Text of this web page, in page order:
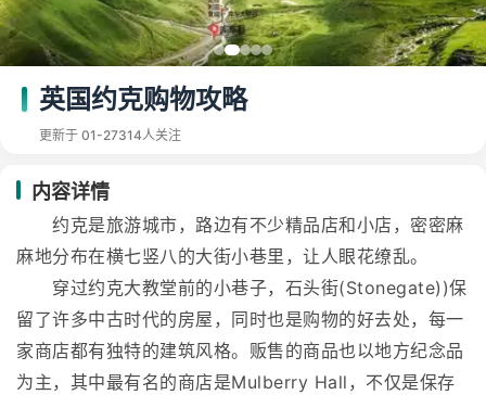
英国约克购物攻略
更新于 01-27314人关注
内容详情
约克是旅游城市，路边有不少精品店和小店，密密麻
麻地分布在横七竖八的大街小巷里，让人眼花缭乱。
穿过约克大教堂前的小巷子，石头街(Stonegate))保
留了许多中古时代的房屋，同时也是购物的好去处，每一
家商店都有独特的建筑风格。贩售的商品也以地方纪念品
为主，其中最有名的商店是Mulberry Hall，不仅是保存